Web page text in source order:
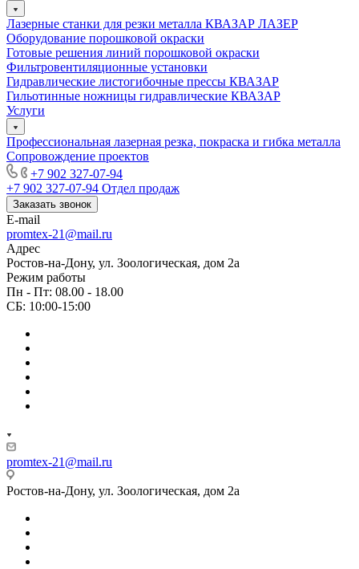
Лазерные станки для резки металла КВАЗАР ЛАЗЕР
Оборудование порошковой окраски
Готовые решения линий порошковой окраски
Фильтровентиляционные установки
Гидравлические листогибочные прессы КВАЗАР
Гильотинные ножницы гидравлические КВАЗАР
Услуги
Профессиональная лазерная резка, покраска и гибка металла
Сопровождение проектов
+7 902 327-07-94
+7 902 327-07-94 Отдел продаж
Заказать звонок
E-mail
promtex-21@mail.ru
Адрес
Ростов-на-Дону, ул. Зоологическая, дом 2а
Режим работы
Пн - Пт: 08.00 - 18.00
СБ: 10:00-15:00
promtex-21@mail.ru
Ростов-на-Дону, ул. Зоологическая, дом 2а